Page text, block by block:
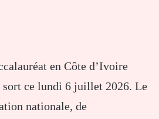
en Côte d’Ivoire
ce lundi 6 juillet 2026. Le
nationale, de